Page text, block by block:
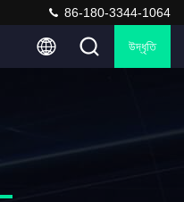
86-180-3344-1064
উদ্ধৃতি